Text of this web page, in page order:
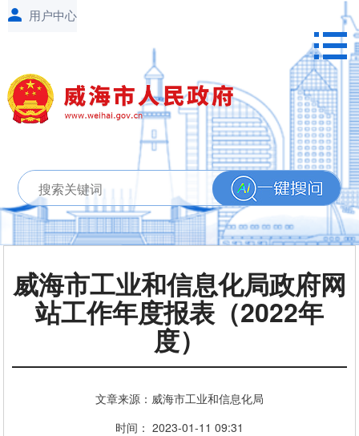
威海市工业和信息化局政府网
站工作年度报表（2022年
度）
文章来源：威海市工业和信息化局
时间： 2023-01-11 09:31